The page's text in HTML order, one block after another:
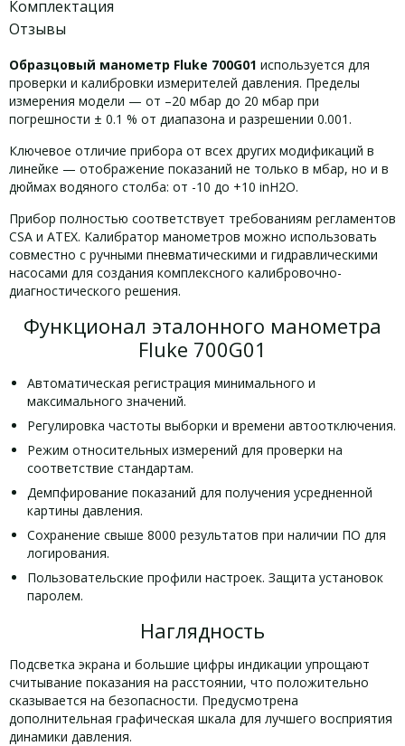
Комплектация
Отзывы
Образцовый манометр Fluke 700G01 используется для
проверки и калибровки измерителей давления. Пределы
измерения модели — от –20 мбар до 20 мбар при
погрешности ± 0.1 % от диапазона и разрешении 0.001.
Ключевое отличие прибора от всех других модификаций в
линейке — отображение показаний не только в мбар, но и в
дюймах водяного столба: от -10 до +10 inH2O.
Прибор полностью соответствует требованиям регламентов
CSA и ATEX. Калибратор манометров можно использовать
совместно с ручными пневматическими и гидравлическими
насосами для создания комплексного калибровочно-
диагностического решения.
Функционал эталонного манометра
Fluke 700G01
Автоматическая регистрация минимального и
максимального значений.
Регулировка частоты выборки и времени автоотключения.
Режим относительных измерений для проверки на
соответствие стандартам.
Демпфирование показаний для получения усредненной
картины давления.
Сохранение свыше 8000 результатов при наличии ПО для
логирования.
Пользовательские профили настроек. Защита установок
паролем.
Наглядность
Подсветка экрана и большие цифры индикации упрощают
считывание показания на расстоянии, что положительно
сказывается на безопасности. Предусмотрена
дополнительная графическая шкала для лучшего восприятия
динамики давления.